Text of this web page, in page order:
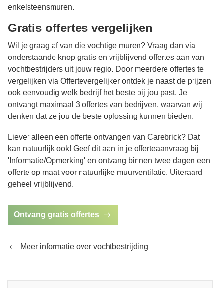
enkelsteensmuren.
Gratis offertes vergelijken
Wil je graag af van die vochtige muren? Vraag dan via
onderstaande knop gratis en vrijblijvend offertes aan van
vochtbestrijders uit jouw regio. Door meerdere offertes te
vergelijken via Offertevergelijker ontdek je naast de prijzen
ook eenvoudig welk bedrijf het beste bij jou past. Je
ontvangt maximaal 3 offertes van bedrijven, waarvan wij
denken dat ze jou de beste oplossing kunnen bieden.
Liever alleen een offerte ontvangen van Carebrick? Dat
kan natuurlijk ook! Geef dit aan in je offerteaanvraag bij
'Informatie/Opmerking' en ontvang binnen twee dagen een
offerte op maat voor natuurlijke muurventilatie. Uiteraard
geheel vrijblijvend.
Ontvang gratis offertes
Meer informatie over vochtbestrijding